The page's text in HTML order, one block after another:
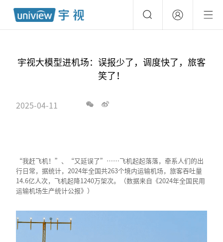
宇视大模型进机场：误报少了，调度快了，旅客
笑了！
2025-04-11
“我赶飞机！”、“又延误了”……飞机起起落落，牵系人们的出
行日常，据统计，2024年全国共263个境内运输机场，旅客吞吐量
14.6亿人次，飞机起降1240万架次。（数据来自《2024年全国民用
运输机场生产统计公报》）